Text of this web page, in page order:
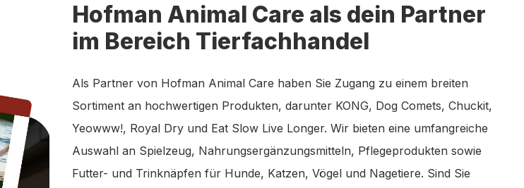
Hofman Animal Care als dein Partner
im Bereich Tierfachhandel
Als Partner von Hofman Animal Care haben Sie Zugang zu einem breiten
Sortiment an hochwertigen Produkten, darunter KONG, Dog Comets, Chuckit,
Yeowww!, Royal Dry und Eat Slow Live Longer. Wir bieten eine umfangreiche
Auswahl an Spielzeug, Nahrungsergänzungsmitteln, Pflegeprodukten sowie
Futter- und Trinknäpfen für Hunde, Katzen, Vögel und Nagetiere. Sind Sie